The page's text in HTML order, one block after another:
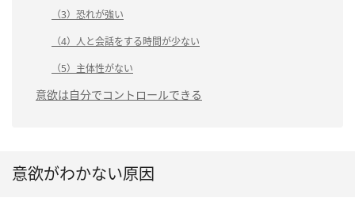
（3）恐れが強い
（4）人と会話をする時間が少ない
（5）主体性がない
意欲は自分でコントロールできる
意欲がわかない原因